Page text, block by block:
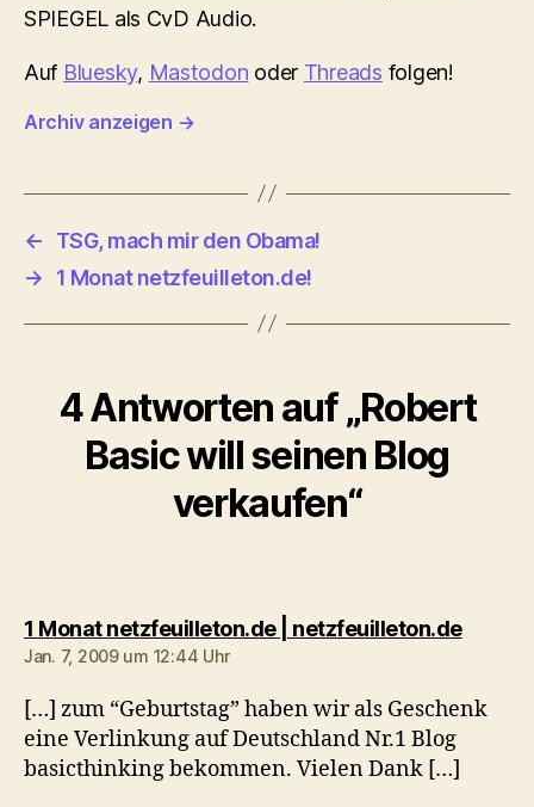
SPIEGEL als CvD Audio.
Auf Bluesky, Mastodon oder Threads folgen!
Archiv anzeigen →
←
TSG, mach mir den Obama!
→
1 Monat netzfeuilleton.de!
4 Antworten auf „Robert
Basic will seinen Blog
verkaufen“
1 Monat netzfeuilleton.de | netzfeuilleton.desagt:
Jan. 7, 2009 um 12:44 Uhr
[…] zum “Geburtstag” haben wir als Geschenk
eine Verlinkung auf Deutschland Nr.1 Blog
basicthinking bekommen. Vielen Dank […]